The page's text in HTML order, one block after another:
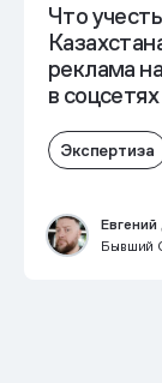
Что
реклама
в соцсетях
Экспертиза
Бывший